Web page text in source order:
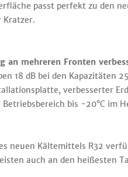
passt perfekt zu den
Kratzer.
an mehreren Fronten
18 dB bei den
verbesserter
bis -20°C im
neuen Kältemittels R32
auch an den heißesten